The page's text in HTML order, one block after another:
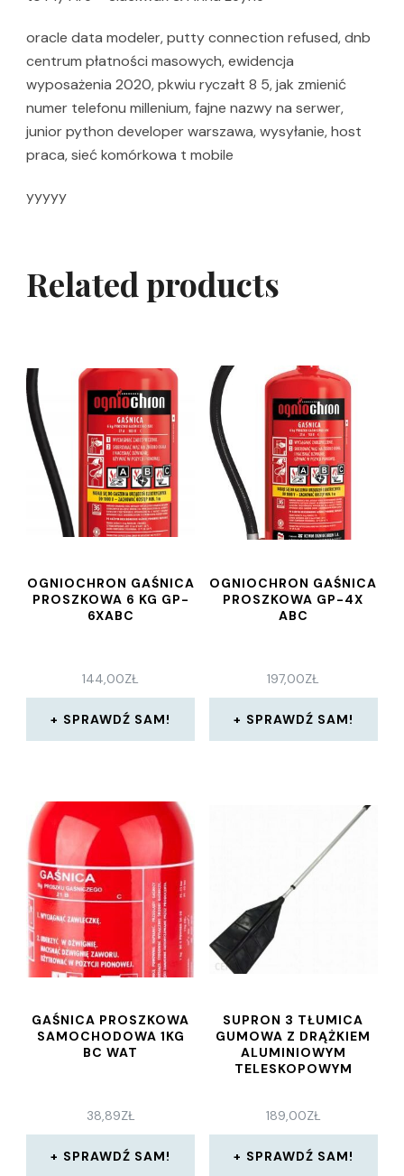
oracle data modeler, putty connection refused, dnb
centrum płatności masowych, ewidencja
wyposażenia 2020, pkwiu ryczałt 8 5, jak zmienić
numer telefonu millenium, fajne nazwy na serwer,
junior python developer warszawa, wysyłanie, host
praca, sieć komórkowa t mobile
yyyyy
Related products
OGNIOCHRON GAŚNICA
PROSZKOWA 6 KG GP-
6XABC
144,00ZŁ
SPRAWDŹ SAM!
OGNIOCHRON GAŚNICA
PROSZKOWA GP-4X
ABC
197,00ZŁ
SPRAWDŹ SAM!
GAŚNICA PROSZKOWA
SAMOCHODOWA 1KG
BC WAT
38,89ZŁ
SPRAWDŹ SAM!
SUPRON 3 TŁUMICA
GUMOWA Z DRĄŻKIEM
ALUMINIOWYM
TELESKOPOWYM
189,00ZŁ
SPRAWDŹ SAM!